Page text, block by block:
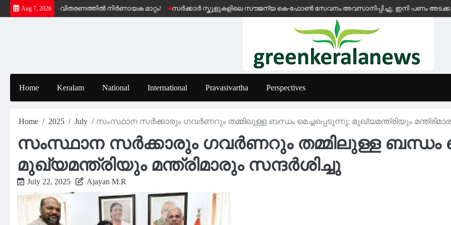
Skip
to
Aug 7, 2026
പെൻഷൻ വിതരണത്തിൽ നിർണായക മാറ്റം! സർക്കാർ സ്കൂളുകളിലെ സൗജന്യ കെ-ഫോൺ സേവനം അവസാനിപ്പിച്ചു; ഇനി പണം അടക്കുന്ന
Home Keralam National International Pravasivartha Perspectives
Home 2025 July സംസ്ഥാന സർക്കാരും ഗവർണറും തമ്മിലുള്ള ബന്ധം മെച്ചപ്പെടുന്നു; മുഖ്യമന്ത്രിയും
സംസ്ഥാന സർക്കാരും ഗവർണറും തമ്മിലുള്ള ബന്ധം
മുഖ്യമന്ത്രിയും മന്ത്രിമാരും സന്ദർശിച്ചു
July 22, 2025 Ajayan M.R